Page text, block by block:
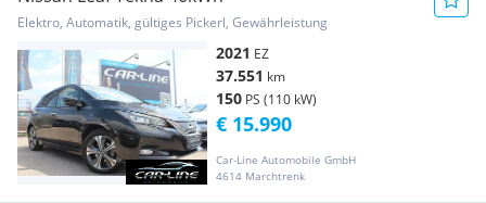
Elektro, Automatik, gültiges Pickerl, Gewährleistung
2021 EZ
37.551 km
150 PS (110 kW)
Car-Line Automobile GmbH
4614 Marchtrenk
€ 15.990